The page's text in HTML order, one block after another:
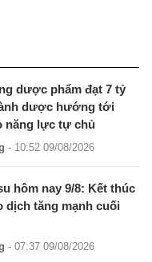
dược phẩm đạt 7 tỷ
dược hướng tới
năng lực tự chủ
- 10:52 09/08/2026
hôm nay 9/8: Kết thúc
dịch tăng mạnh cuối
- 07:37 09/08/2026